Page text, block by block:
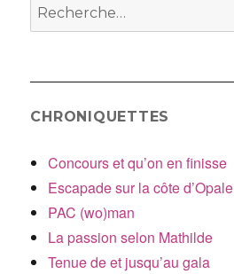
pour
CHRONIQUETTES
Concours et qu’on en finisse
Escapade sur la côte d’Opale
PAC (wo)man
La passion selon Mathilde
Tenue de et jusqu’au gala